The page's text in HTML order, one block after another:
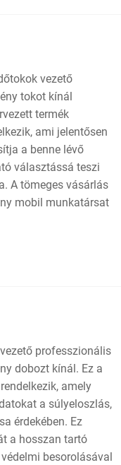
vezető
tokot kínál
termék
ami jelentősen
a benne lévő
választássá teszi
A tömeges vásárlás
mobil munkatársat
professzionális
dobozt kínál. Ez a
amely
a súlyeloszlás,
érdekében. Ez
a hosszan tartó
besorolásával